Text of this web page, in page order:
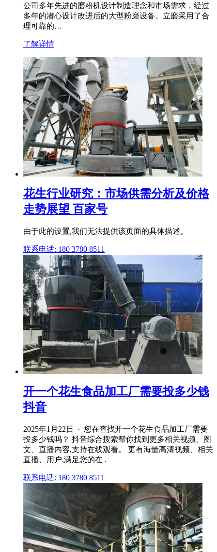
公司多年先进的磨粉机设计制造理念和市场需求，经过
多年的潜心设计改进后的大型粉磨设备。立磨采用了合
理可靠的…
了解详情
花生行业研究：市场供需分析及价格
走势展望 百家号
由于此的设置,我们无法提供该页面的具体描述。
联系电话: 180 3780 8511
开一个花生食品加工厂需要投多少钱
抖音
2025年1月22日 · 您在查找开一个花生食品加工厂需要
投多少钱吗？ 抖音综合搜索帮你找到更多相关视频、图
文、直播内容,支持在线观看。 更有海量高清视频、相关
直播、用户,满足您的在 .
联系电话: 180 3780 8511